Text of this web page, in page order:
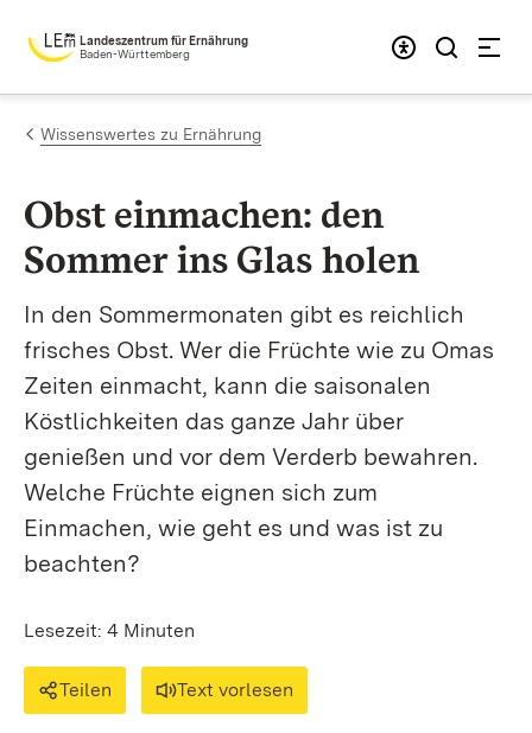
Zum Inhalt springen
Landeszentrum für Ernährung
Baden-Württemberg
Wissenswertes zu Ernährung
Obst einmachen: den
Sommer ins Glas holen
In den Sommermonaten gibt es reichlich
frisches Obst. Wer die Früchte wie zu Omas
Zeiten einmacht, kann die saisonalen
Köstlichkeiten das ganze Jahr über
genießen und vor dem Verderb bewahren.
Welche Früchte eignen sich zum
Einmachen, wie geht es und was ist zu
beachten?
Lesezeit: 4 Minuten
Teilen Text vorlesen